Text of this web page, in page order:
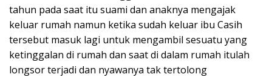
tahun pada saat itu suami dan anaknya mengajak
keluar rumah namun ketika sudah keluar ibu Casih
tersebut masuk lagi untuk mengambil sesuatu yang
ketinggalan di rumah dan saat di dalam rumah itulah
longsor terjadi dan nyawanya tak tertolong